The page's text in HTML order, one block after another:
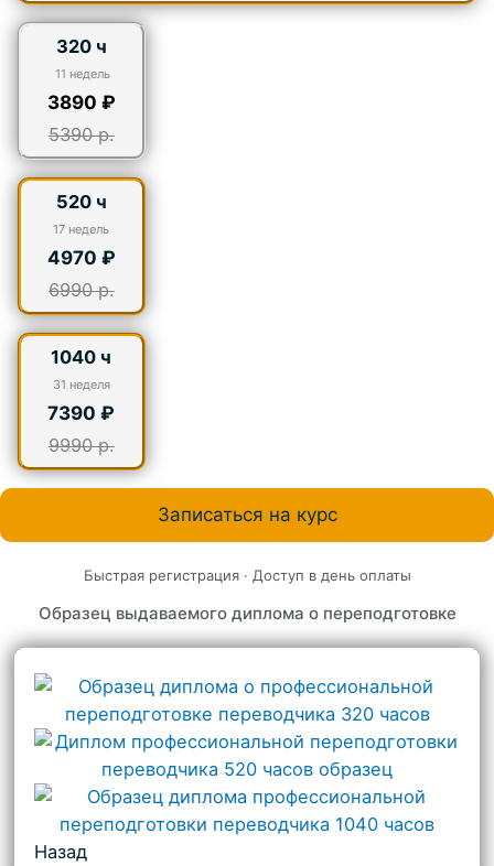
320 ч
11 недель
3890 ₽
5390 р.
520 ч
17 недель
4970 ₽
6990 р.
1040 ч
31 неделя
7390 ₽
9990 р.
Записаться на курс
Быстрая регистрация · Доступ в день оплаты
Образец выдаваемого диплома о переподготовке
Назад